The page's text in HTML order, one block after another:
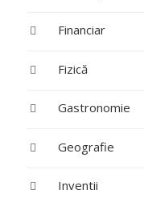
Financiar
Fizică
Gastronomie
Geografie
Inventii